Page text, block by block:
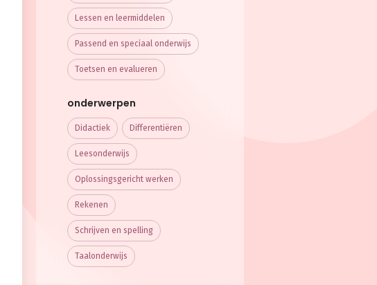
Lessen en leermiddelen
Passend en speciaal onderwijs
Toetsen en evalueren
onderwerpen
Didactiek Differentiëren
Leesonderwijs
Oplossingsgericht werken
Rekenen
Schrijven en spelling
Taalonderwijs